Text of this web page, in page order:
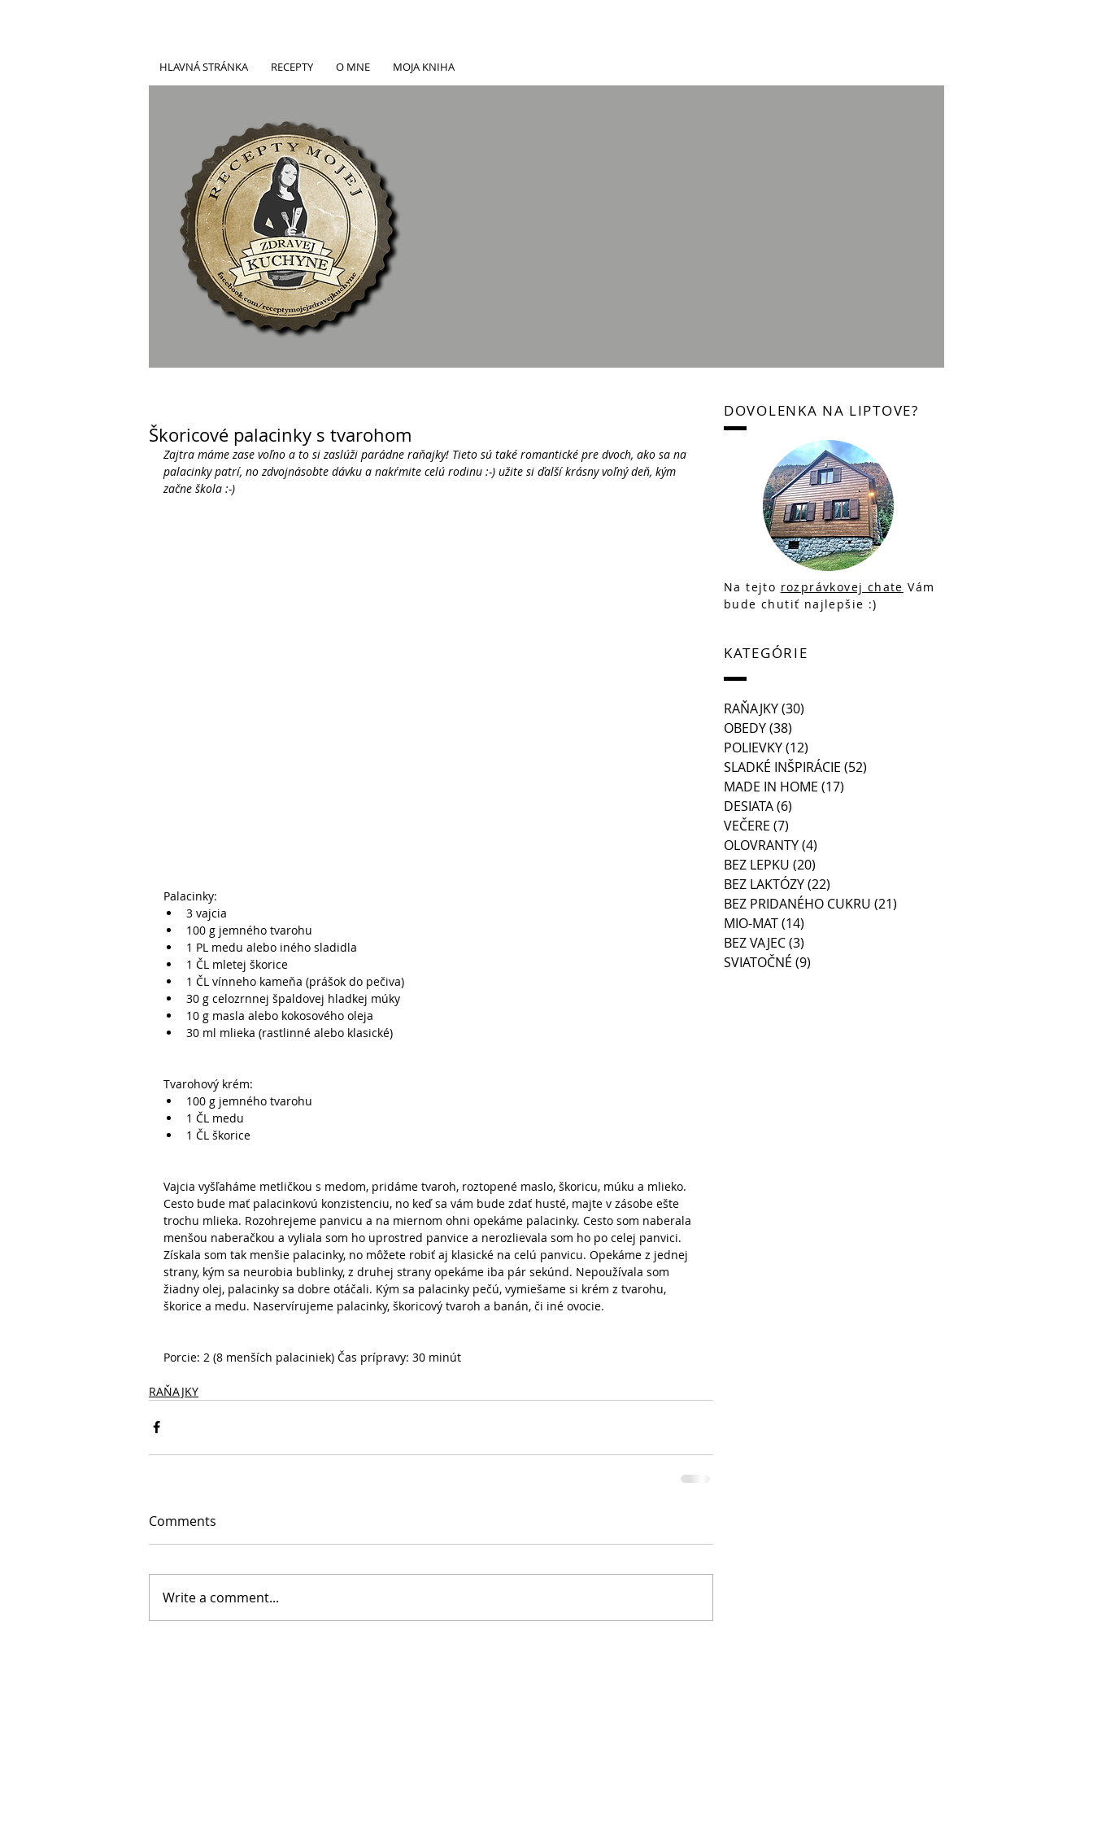
HLAVNÁ STRÁNKA RECEPTY O MNE MOJA KNIHA
Škoricové palacinky s tvarohom
Zajtra máme zase voľno a to si zaslúži parádne raňajky! Tieto sú také romantické pre dvoch, ako sa na
palacinky patrí, no zdvojnásobte dávku a nakŕmite celú rodinu :-) užite si ďalší krásny voľný deň, kým
začne škola :-)
Palacinky:
3 vajcia
100 g jemného tvarohu
1 PL medu alebo iného sladidla
1 ČL mletej škorice
1 ČL vínneho kameňa (prášok do pečiva)
30 g celozrnnej špaldovej hladkej múky
10 g masla alebo kokosového oleja
30 ml mlieka (rastlinné alebo klasické)
Tvarohový krém:
100 g jemného tvarohu
1 ČL medu
1 ČL škorice
Vajcia vyšľaháme metličkou s medom, pridáme tvaroh, roztopené maslo, škoricu, múku a mlieko.
Cesto bude mať palacinkovú konzistenciu, no keď sa vám bude zdať husté, majte v zásobe ešte
trochu mlieka. Rozohrejeme panvicu a na miernom ohni opekáme palacinky. Cesto som naberala
menšou naberačkou a vyliala som ho uprostred panvice a nerozlievala som ho po celej panvici.
Získala som tak menšie palacinky, no môžete robiť aj klasické na celú panvicu. Opekáme z jednej
strany, kým sa neurobia bublinky, z druhej strany opekáme iba pár sekúnd. Nepoužívala som
žiadny olej, palacinky sa dobre otáčali. Kým sa palacinky pečú, vymiešame si krém z tvarohu,
škorice a medu. Naservírujeme palacinky, škoricový tvaroh a banán, či iné ovocie.
Porcie: 2 (8 menších palaciniek) Čas prípravy: 30 minút
RAŇAJKY
Comments
Write a comment...
DOVOLENKA NA LIPTOVE?
Na tejto rozprávkovej chate Vám
bude chutiť najlepšie :)
RAŇAJKY(30)
OBEDY(38)
POLIEVKY(12)
SLADKÉ INŠPIRÁCIE (52)
MADE IN HOME (17)
DESIATA(6)
VEČERE (7)
OLOVRANTY(4)
BEZ LEPKU (20)
BEZ LAKTÓZY(22)
BEZ PRIDANÉHO CUKRU (21)
MIO-MAT(14)
BEZ VAJEC(3)
SVIATOČNÉ (9)
KATEGÓRIE